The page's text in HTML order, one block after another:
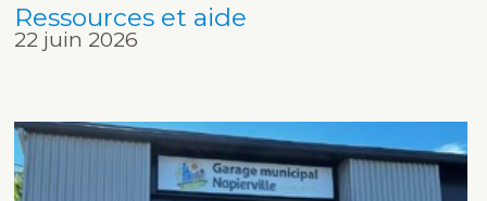
Ressources et aide
22 juin 2026